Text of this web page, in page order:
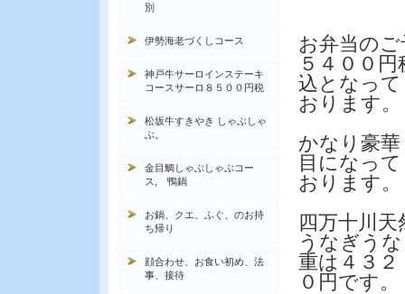
お弁当の
５４００円
込となって
おります。
かなり豪華
目になって
おります。
四万十川天
うなぎうな
重は４３２
０円です。
別
伊勢海老づくしコース
神戸牛サーロインステーキ
コースサーロ８５００円税
松坂牛すきやき しゃぶしゃ
ぶ。
金目鯛しゃぶしゃぶコー
ス, 鴨鍋
お鍋、クエ、ふぐ、のお持
ち帰り
顔合わせ、お食い初め、法
事、接待